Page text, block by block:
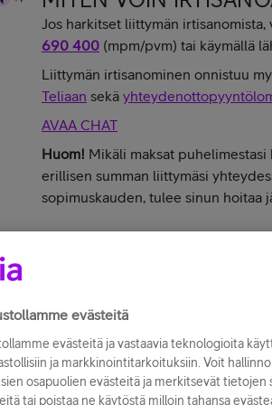
Jos harkitset liittymän
690 400 (mpm/pvm) tai käymällä
Liittymän irtisanominen onnistuu
Teliaan sekä
AVAA CHAT
Huom! Mikäli maksat
erillisen summan liittymäsi
sopimuskauden, tulee sinun hoitaa
evästeitä
evästeitä ja vastaavia teknologioita
ja markkinointitarkoituksiin. Voit
osapuolien evästeitä ja merkitsevät tietojen
tai poistaa ne käytöstä milloin tahansa